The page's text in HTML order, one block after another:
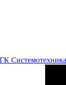
Системотехника